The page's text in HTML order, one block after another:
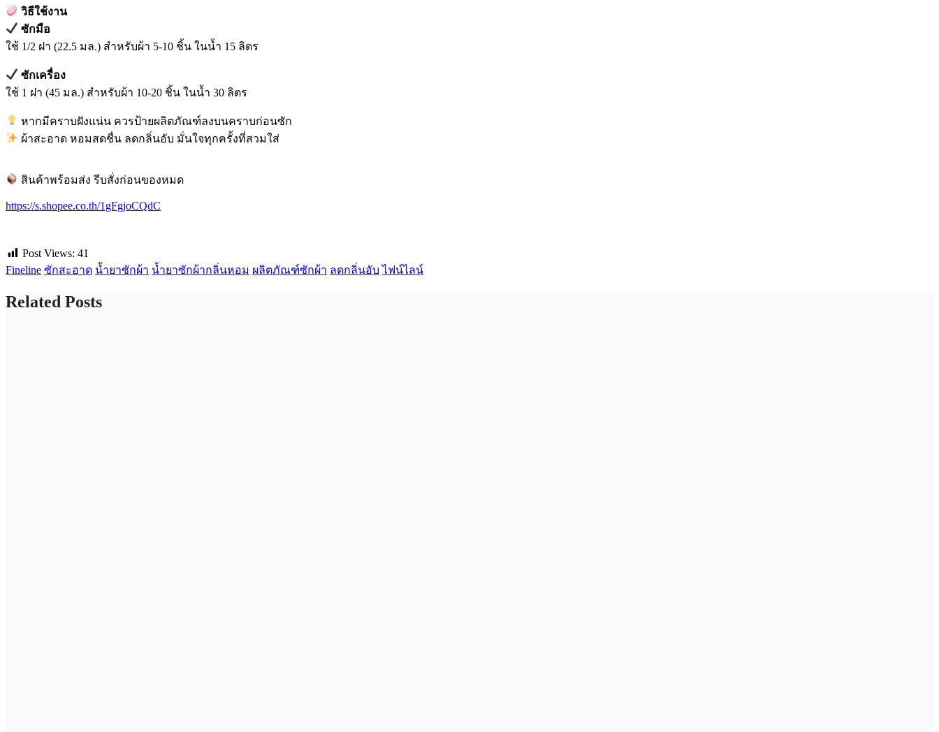
วิธีใช้งาน
ซักมือ
ใช้ 1/2 ฝา (22.5 มล.) สำหรับผ้า 5-10 ชิ้น ในน้ำ 15 ลิตร
ซักเครื่อง
ใช้ 1 ฝา (45 มล.) สำหรับผ้า 10-20 ชิ้น ในน้ำ 30 ลิตร
หากมีคราบฝังแน่น ควรป้ายผลิตภัณฑ์ลงบนคราบก่อนซัก
ผ้าสะอาด หอมสดชื่น ลดกลิ่นอับ มั่นใจทุกครั้งที่สวมใส่
สินค้าพร้อมส่ง รีบสั่งก่อนของหมด
https://s.shopee.co.th/1gFgjoCQdC
Post Views: 41
Fineline ซักสะอาด น้ำยาซักผ้า น้ำยาซักผ้ากลิ่นหอม ผลิตภัณฑ์ซักผ้า ลดกลิ่นอับ ไฟน์ไลน์
Related Posts